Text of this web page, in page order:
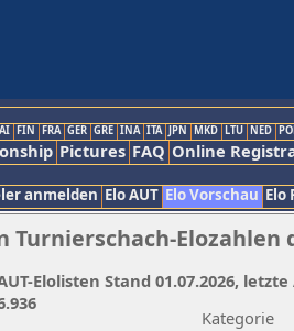
FIN FRA GER GRE INA ITA JPN MKD LTU NED
Pictures FAQ Online
anmelden Elo AUT Elo Vorschau Elo
Elozahlen
Kategorie
Elolisten Stand 01.07.2026,